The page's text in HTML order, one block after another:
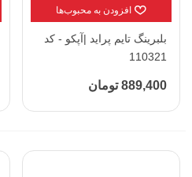
افزودن به محبوب‌ها
بلبرینگ تایم پراید |آپکو - کد
110321
889,400 تومان